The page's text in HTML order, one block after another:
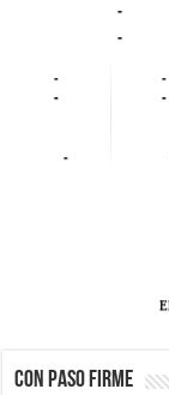
-
-
-
-
-
-
-
CON PASO FIRME